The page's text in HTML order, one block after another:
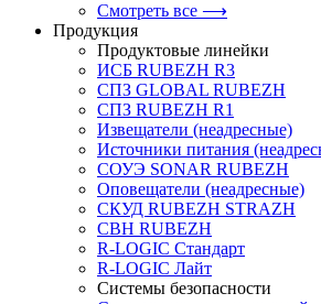
Смотреть все ⟶
Продукция
Продуктовые линейки
ИСБ RUBEZH R3
СПЗ GLOBAL RUBEZH
СПЗ RUBEZH R1
Извещатели (неадресные)
Источники питания
СОУЭ SONAR RUBEZH
Оповещатели (неадресные)
СКУД RUBEZH STRAZH
СВН RUBEZH
R-LOGIC Стандарт
R-LOGIC Лайт
Системы безопасности